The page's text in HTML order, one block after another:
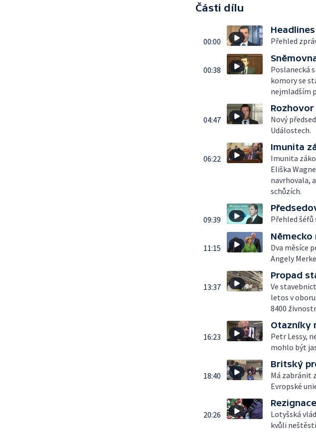
Části dílu
00:00
Headlines
Přehled
00:38
Poslanecká
komory se
nejmladším
04:47
Rozhovor
Nový
Událostech.
06:22
Imunita
Imunita
Eliška
navrhovala,
schůzích.
09:39 Přehled
11:15
Dva měsíce
Angely
13:37
Propad
Ve
letos v
8400
16:23
Otazníky
Petr Lessy,
mohlo být
18:40
Britský
Má zabránit
Evropské
20:26
Lotyšská
kvůli